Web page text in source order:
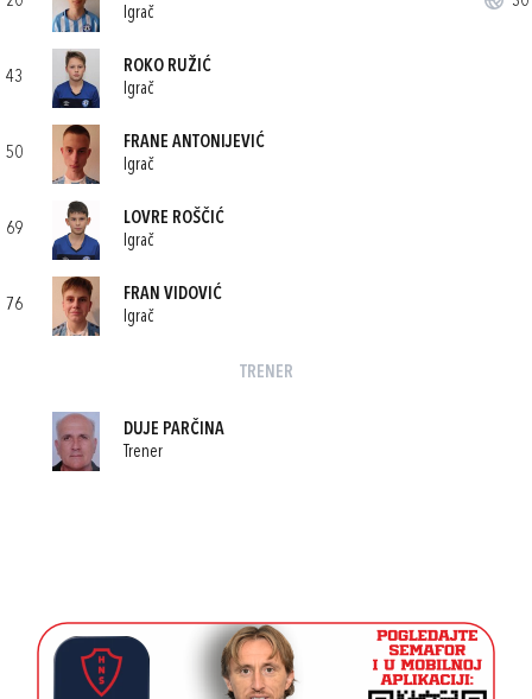
Igrač
43
ROKO RUŽIĆ
Igrač
50
FRANE ANTONIJEVIĆ
Igrač
69
LOVRE ROŠČIĆ
Igrač
76
FRAN VIDOVIĆ
Igrač
TRENER
DUJE PARČINA
Trener